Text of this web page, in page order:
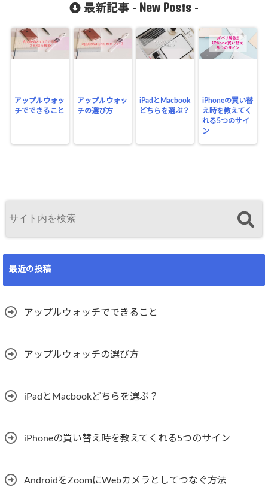
最新記事 - New Posts -
アップルウォッ
チでできること
アップルウォッ
チの選び方
iPadとMacbook
どちらを選ぶ？
iPhoneの買い替
え時を教えてく
れる5つのサイ
ン
最近の投稿
アップルウォッチでできること
アップルウォッチの選び方
iPadとMacbookどちらを選ぶ？
iPhoneの買い替え時を教えてくれる5つのサイン
AndroidをZoomにWebカメラとしてつなぐ方法